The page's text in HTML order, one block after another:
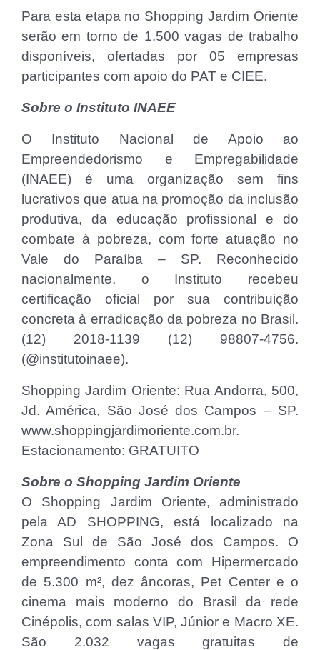
Para esta etapa no Shopping Jardim Oriente
serão em torno de 1.500 vagas de trabalho
disponíveis, ofertadas por 05 empresas
participantes com apoio do PAT e CIEE.
Sobre o Instituto INAEE
O Instituto Nacional de Apoio ao
Empreendedorismo e Empregabilidade
(INAEE) é uma organização sem fins
lucrativos que atua na promoção da inclusão
produtiva, da educação profissional e do
combate à pobreza, com forte atuação no
Vale do Paraíba – SP. Reconhecido
nacionalmente, o Instituto recebeu
certificação oficial por sua contribuição
concreta à erradicação da pobreza no Brasil.
(12) 2018-1139 (12) 98807-4756.
(@institutoinaee).
Shopping Jardim Oriente: Rua Andorra, 500,
Jd. América, São José dos Campos – SP.
www.shoppingjardimoriente.com.br.
Estacionamento: GRATUITO
Sobre o Shopping Jardim Oriente
O Shopping Jardim Oriente, administrado
pela AD SHOPPING, está localizado na
Zona Sul de São José dos Campos. O
empreendimento conta com Hipermercado
de 5.300 m², dez âncoras, Pet Center e o
cinema mais moderno do Brasil da rede
Cinépolis, com salas VIP, Júnior e Macro XE.
São 2.032 vagas gratuitas de